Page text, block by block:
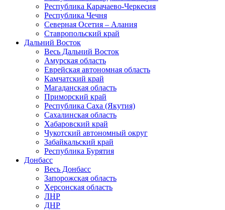
Республика Карачаево-Черкесия
Республика Чечня
Северная Осетия – Алания
Ставропольский край
Дальний Восток
Весь Дальний Восток
Амурская область
Еврейская автономная область
Камчатский край
Магаданская область
Приморский край
Республика Саха (Якутия)
Сахалинская область
Хабаровский край
Чукотский автономный округ
Забайкальский край
Республика Бурятия
Донбасс
Весь Донбасс
Запорожская область
Херсонская область
ЛНР
ДНР